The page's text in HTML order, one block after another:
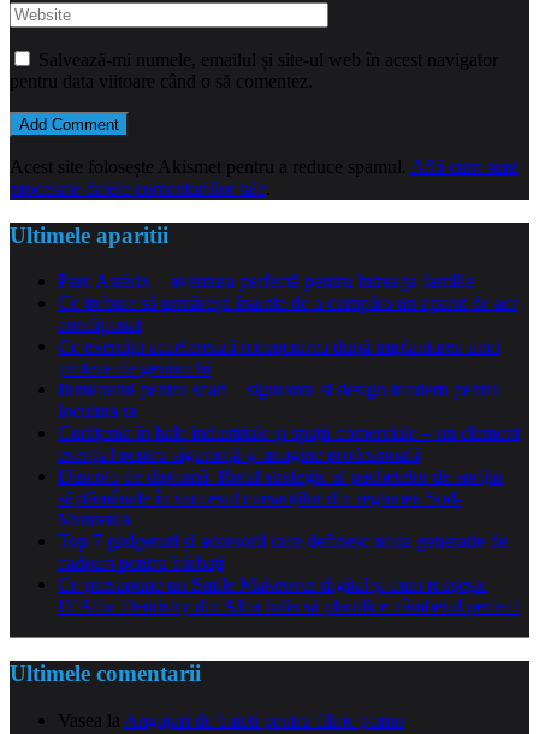
Salvează-mi numele, emailul și site-ul web în acest navigator
pentru data viitoare când o să comentez.
Acest site folosește Akismet pentru a reduce spamul. Află cum sunt
procesate datele comentariilor tale
Ultimele aparitii
Parc Astérix – aventura perfectă pentru întreaga familie
Ce trebuie să urmărești înainte de a cumpăra un aparat de aer
condiționat
Ce exerciții accelerează recuperarea după implantarea unei
proteze de genunchi
Iluminatul pentru scari – siguranta si design modern pentru
locuinta ta
Curățenia în hale industriale și spații comerciale – un element
esențial pentru siguranță și imagine profesională
Dincolo de diplomă: Rolul strategic al pachetelor de sprijin
săptămânale în succesul cursanților din regiunea Sud-
Muntenia
Top 7 gadgeturi și accesorii care definesc noua generație de
cadouri pentru bărbați
Ce presupune un Smile Makeover digital și cum reușește
D’Alba Dentistry din Alba Iulia să planifice zâmbetul perfect
Ultimele comentarii
Vasea la Angajari de baieti pentru filme porno